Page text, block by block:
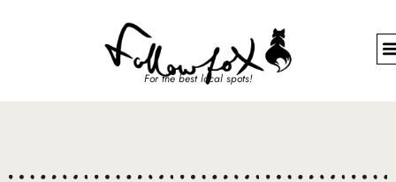
For the best local spots!